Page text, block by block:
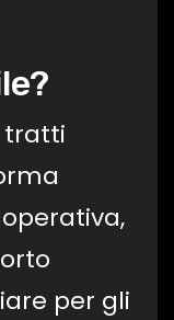
tratti
per gli